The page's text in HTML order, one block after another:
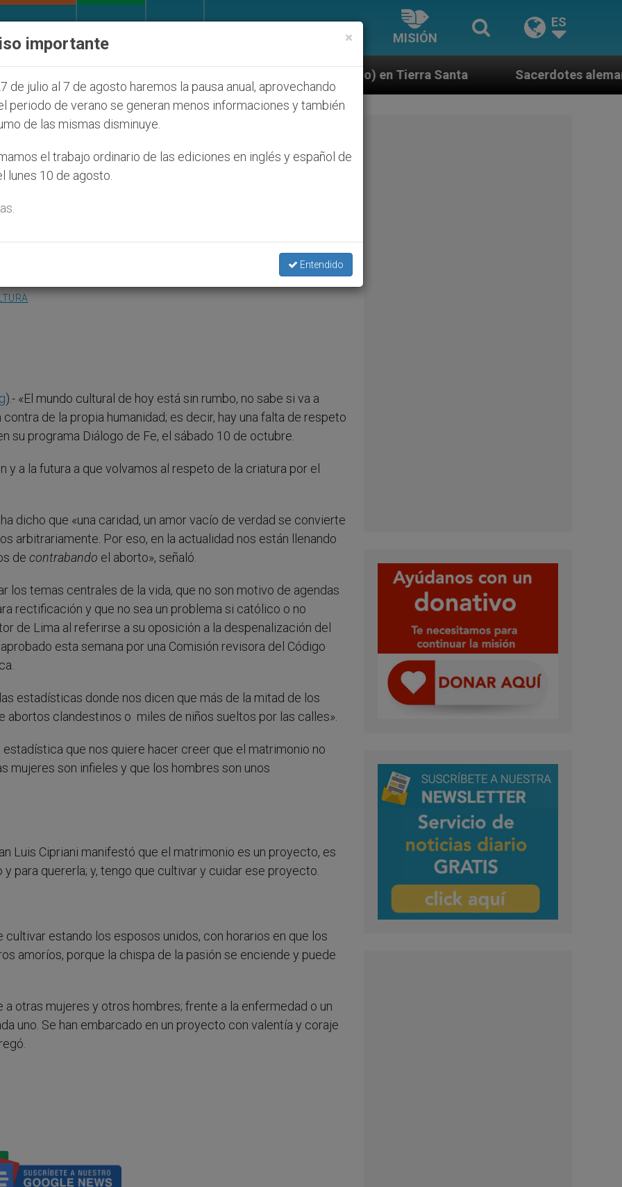
MISIÓN
ES
judíos que afecta a cristianos (y no sólo) en Tierra Santa Sacerdotes alemanes fieles al Papa
se introduce de
práctica y la droga
).- «El mundo cultural de hoy está sin rumbo, no sabe si va a
de la propia humanidad; es decir, hay una falta de respeto
su programa Diálogo de Fe, el sábado 10 de octubre.
y a la futura a que volvamos al respeto de la criatura por el
dicho que «una caridad, un amor vacío de verdad se convierte
arbitrariamente. Por eso, en la actualidad nos están llenando
de contrabando el aborto», señaló.
los temas centrales de la vida, que no son motivo de agendas
rectificación y que no sea un problema si católico o no
de Lima al referirse a su oposición a la despenalización del
esta semana por una Comisión revisora del Código
estadísticas donde nos dicen que más de la mitad de los
abortos clandestinos o miles de niños sueltos por las calles».
que nos quiere hacer creer que el matrimonio no
mujeres son infieles y que los hombres son unos
Luis Cipriani manifestó que el matrimonio es un proyecto, es
para quererla; y, tengo que cultivar y cuidar ese proyecto.
estando los esposos unidos, con horarios en que los
amoríos, porque la chispa de la pasión se enciende y puede
a otras mujeres y otros hombres; frente a la enfermedad o un
uno. Se han embarcado en un proyecto con valentía y coraje
×
importante
de julio al 7 de agosto haremos la pausa anual, aprovechando
periodo de verano se generan menos informaciones y también
de las mismas disminuye.
el trabajo ordinario de las ediciones en inglés y español de
lunes 10 de agosto.
Entendido